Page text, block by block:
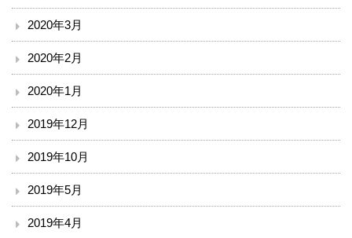
2020年3月
2020年2月
2020年1月
2019年12月
2019年10月
2019年5月
2019年4月